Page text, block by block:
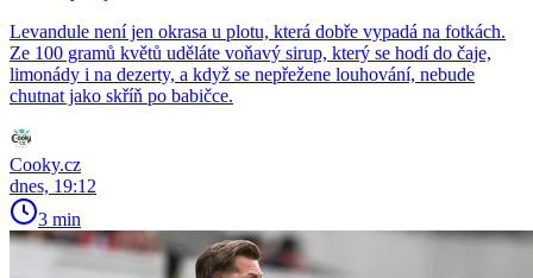
Levandule není jen okrasa u plotu, která dobře vypadá na fotkách.
Ze 100 gramů květů uděláte voňavý sirup, který se hodí do čaje,
limonády i na dezerty, a když se nepřežene louhování, nebude
chutnat jako skříň po babičce.
Cooky.cz
dnes, 19:12
3 min